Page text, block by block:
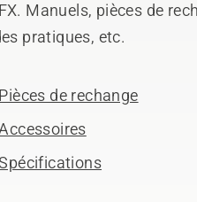
Manuels, pièces de
pratiques, etc.
Pièces de rechange